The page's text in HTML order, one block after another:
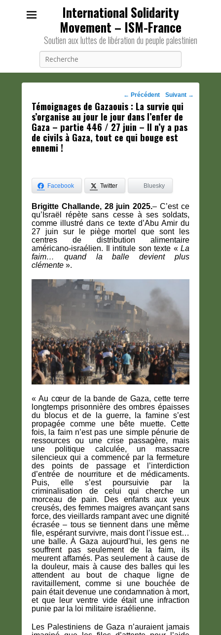
International Solidarity
Movement – ISM-France
Soutien aux luttes de libération du peuple palestinien
Navigation
des
posts
← Précédent Suivant →
Témoignages de Gazaouis : La survie qui
s’organise au jour le jour dans l’enfer de
Gaza – partie 446 / 27 juin – Il n’y a pas
de civils à Gaza, tout ce qui bouge est
ennemi !
Facebook Twitter Bluesky
Brigitte Challande, 28 juin 2025.– C’est ce
qu’Israël répète sans cesse à ses soldats,
comme illustré dans ce texte d’Abu Amir du
27 juin sur le piège mortel que sont les
centres de distribution alimentaire
américano-israélien. Il intitule son texte « La
faim… quand la balle devient plus
clémente ».
« Au cœur de la bande de Gaza, cette terre
longtemps prisonnière des ombres épaisses
du blocus et de la guerre, la famine s’est
propagée comme une bête muette. Cette
fois, la faim n’est pas une simple pénurie de
ressources ou une crise passagère, mais
une politique calculée, un massacre
silencieux qui a commencé par la fermeture
des points de passage et l’interdiction
d’entrée de nourriture et de médicaments.
Puis, elle s’est poursuivie par la
criminalisation de celui qui cherche un
morceau de pain. Des enfants aux yeux
creusés, des femmes maigres avançant sans
force, des vieillards rampant avec une dignité
écrasée – tous se tiennent dans une même
file, espérant survivre, mais dont l’issue est…
une balle. À Gaza aujourd’hui, les gens ne
souffrent pas seulement de la faim, ils
meurent affamés. Pas seulement à cause de
la douleur, mais à cause des balles qui les
attendent au bout de chaque ligne de
ravitaillement, comme si une bouchée de
pain était devenue une condamnation à mort,
et que leur ventre vide était une infraction
punie par la loi militaire israélienne.
Les Palestiniens de Gaza n’auraient jamais